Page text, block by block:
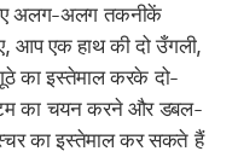
अलग-अलग तकनीकें
आप एक हाथ की दो उँगली,
का इस्तेमाल करके दो-
का चयन करने और डबल-
का इस्तेमाल कर सकते हैं